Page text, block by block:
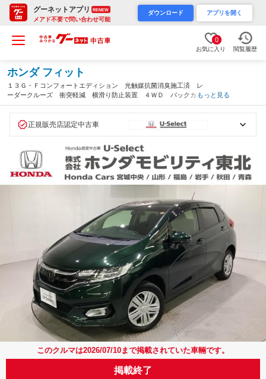
グーネットアプリ RENEW
メアド不要で問い合わせ可能
ダウンロード アプリを開く
0
お気に入り 閲覧履歴
ホンダ フィット
１３Ｇ・Ｆコンフォートエディション 光触媒抗菌消臭施工済 レ
ーダークルーズ 衝突軽減 横滑り防止装置 ４ＷＤ バックカメ
ラ オートエアコン ＥＴＣ シートヒーター スマートキー（福
もっと見る
正規販売店認定中古車
このクルマは2026/07/10まで掲載されていた車輛です。
掲載終了